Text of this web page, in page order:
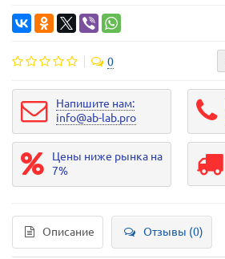
0
Напишите нам:
info@ab-lab.pro
Цены ниже рынка на
7%
Описание Отзывы (0)